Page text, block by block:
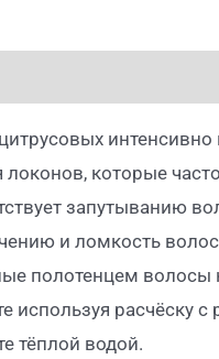
интенсивно
которые
запутыванию
и ломкость
полотенцем волосы
используя расчёску с
тёплой водой.